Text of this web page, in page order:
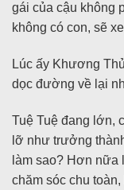
gái của cậu không
không có con, sẽ
Lúc ấy Khương
dọc đường về lại
Tuệ Tuệ đang lớn,
lỡ như trưởng
làm sao? Hơn nữa
chăm sóc chu